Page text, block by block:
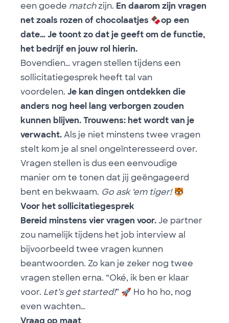
een goede matchzijn. En daarom zijn vragen
net zoals rozen of chocolaatjes 🍫op een
date… Je toont zo dat je geeft om de functie,
het bedrijf en jouw rol hierin.
Bovendien… vragen stellen tijdens een
sollicitatiegesprek heeft tal van
voordelen. Je kan dingen ontdekken die
anders nog heel lang verborgen zouden
kunnen blijven. Trouwens: het wordt van je
verwacht.Als je niet minstens twee vragen
stelt kom je al snel ongeïnteresseerd over.
Vragen stellen is dus een eenvoudige
manier om te tonen dat jij geëngageerd
bent en bekwaam. Go ask ‘em tiger!🐯
Voor het sollicitatiegesprek
Bereid minstens vier vragen voor.Je partner
zou namelijk tijdens het job interview al
bijvoorbeeld twee vragen kunnen
beantwoorden. Zo kan je zeker nog twee
vragen stellen erna. “Oké, ik ben er klaar
voor. Let’s get started!” 🚀 Ho ho ho, nog
even wachten…
Vraag op maat